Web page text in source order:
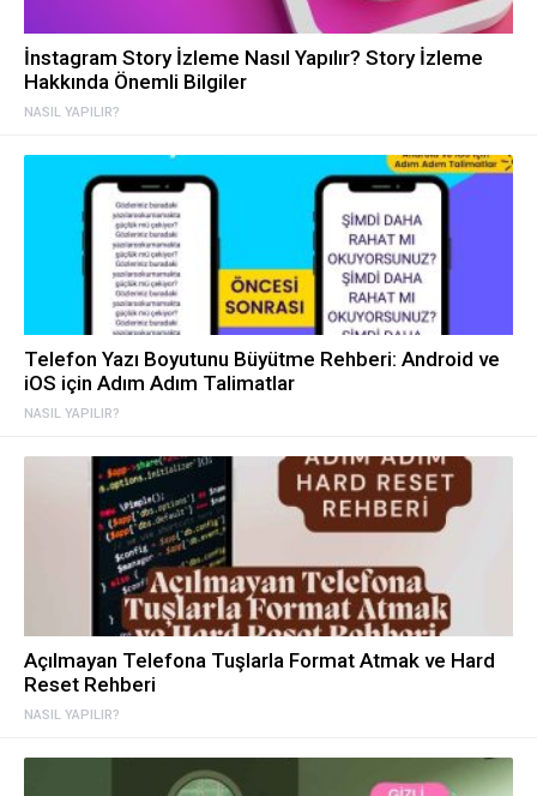
NASIL YAPILIR?
İnstagram Story İzleme Nasıl Yapılır? Story İzleme
Hakkında Önemli Bilgiler
NASIL YAPILIR?
Telefon Yazı Boyutunu Büyütme Rehberi: Android ve
iOS için Adım Adım Talimatlar
NASIL YAPILIR?
Açılmayan Telefona Tuşlarla Format Atmak ve Hard
Reset Rehberi